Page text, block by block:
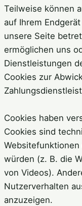
Teilweise können
auf Ihrem
unsere Seite
ermöglichen uns
Dienstleistungen
Cookies zur
Cookies haben
Cookies sind
würden (z. B. die
von Videos).
Nutzerverhalten
anzuzeigen.